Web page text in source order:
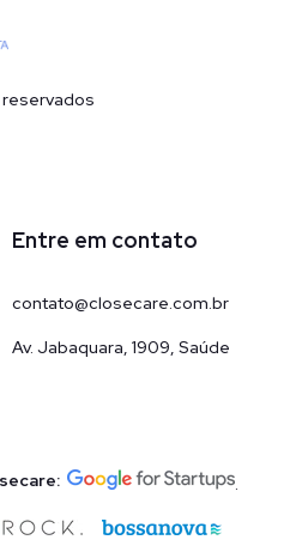
Entre em contato
contato@closecare.com.br
Av. Jabaquara, 1909, Saúde
.